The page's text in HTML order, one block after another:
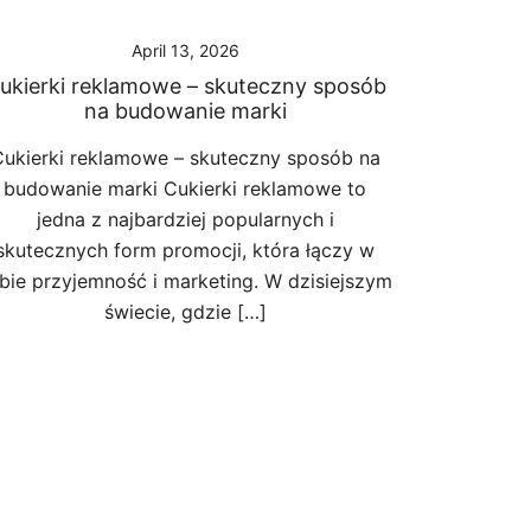
April 13, 2026
reklamowe – skuteczny sposób
na budowanie marki
reklamowe – skuteczny sposób na
budowanie marki Cukierki reklamowe to
jedna z najbardziej popularnych i
form promocji, która łączy w
przyjemność i marketing. W dzisiejszym
świecie, gdzie […]